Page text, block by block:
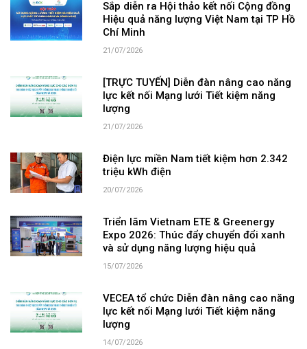
Sắp diễn ra Hội thảo kết nối Cộng đồng
Hiệu quả năng lượng Việt Nam tại TP Hồ
Chí Minh
21/07/2026
[TRỰC TUYẾN] Diễn đàn nâng cao năng
lực kết nối Mạng lưới Tiết kiệm năng
lượng
21/07/2026
Điện lực miền Nam tiết kiệm hơn 2.342
triệu kWh điện
20/07/2026
Triển lãm Vietnam ETE & Greenergy
Expo 2026: Thúc đẩy chuyển đổi xanh
và sử dụng năng lượng hiệu quả
15/07/2026
VECEA tổ chức Diễn đàn nâng cao năng
lực kết nối Mạng lưới Tiết kiệm năng
lượng
14/07/2026